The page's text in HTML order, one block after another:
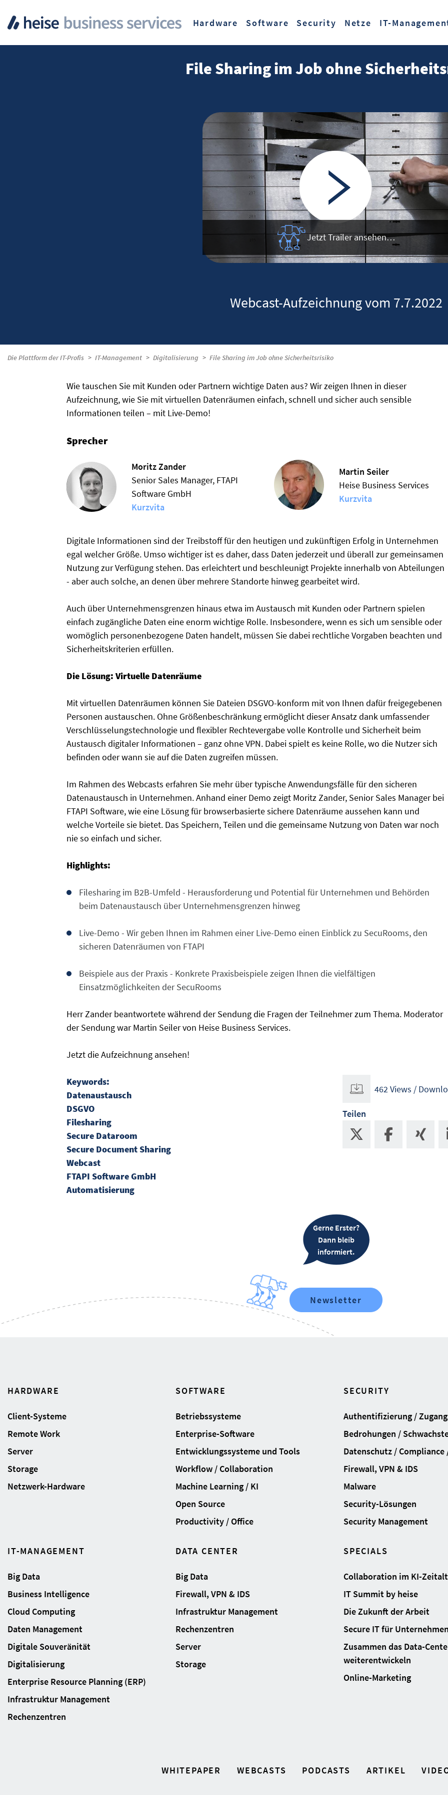
Hardware
Software Security Netze IT-
File Sharing im Job ohne
Jetzt Trailer ansehen…
Webcast-Aufzeichnung vom 7.7.2022
Die Plattform der IT-Profis IT-Management Digitalisierung File Sharing im Job ohne Sicherheitsrisiko
Wie tauschen Sie mit Kunden oder Partnern wichtige Daten aus? Wir zeigen Ihnen in dieser
Aufzeichnung, wie Sie mit virtuellen Datenräumen einfach, schnell und sicher auch sensible
Informationen teilen – mit Live-Demo!
Sprecher
Moritz Zander
Senior Sales Manager, FTAPI
Software GmbH
Kurzvita
Martin Seiler
Heise Business Services
Kurzvita
Digitale Informationen sind der Treibstoff für den heutigen und zukünftigen Erfolg in Unternehmen
egal welcher Größe. Umso wichtiger ist es daher, dass Daten jederzeit und überall zur gemeinsamen
Nutzung zur Verfügung stehen. Das erleichtert und beschleunigt Projekte innerhalb von Abteilungen
- aber auch solche, an denen über mehrere Standorte hinweg gearbeitet wird.
Auch über Unternehmensgrenzen hinaus etwa im Austausch mit Kunden oder Partnern spielen
einfach zugängliche Daten eine enorm wichtige Rolle. Insbesondere, wenn es sich um sensible oder
womöglich personenbezogene Daten handelt, müssen Sie dabei rechtliche Vorgaben beachten und
Sicherheitskriterien erfüllen.
Die Lösung: Virtuelle Datenräume
Mit virtuellen Datenräumen können Sie Dateien DSGVO-konform mit von Ihnen dafür freigegebenen
Personen austauschen. Ohne Größenbeschränkung ermöglicht dieser Ansatz dank umfassender
Verschlüsselungstechnologie und flexibler Rechtevergabe volle Kontrolle und Sicherheit beim
Austausch digitaler Informationen – ganz ohne VPN. Dabei spielt es keine Rolle, wo die Nutzer sich
befinden oder wann sie auf die Daten zugreifen müssen.
Im Rahmen des Webcasts erfahren Sie mehr über typische Anwendungsfälle für den sicheren
Datenaustausch in Unternehmen. Anhand einer Demo zeigt Moritz Zander, Senior Sales Manager bei
FTAPI Software, wie eine Lösung für browserbasierte sichere Datenräume aussehen kann und
welche Vorteile sie bietet. Das Speichern, Teilen und die gemeinsame Nutzung von Daten war noch
nie so einfach und sicher.
Highlights:
Filesharing im B2B-Umfeld - Herausforderung und Potential für Unternehmen und Behörden
beim Datenaustausch über Unternehmensgrenzen hinweg
Live-Demo - Wir geben Ihnen im Rahmen einer Live-Demo einen Einblick zu SecuRooms, den
sicheren Datenräumen von FTAPI
Beispiele aus der Praxis - Konkrete Praxisbeispiele zeigen Ihnen die vielfältigen
Einsatzmöglichkeiten der SecuRooms
Herr Zander beantwortete während der Sendung die Fragen der Teilnehmer zum Thema. Moderator
der Sendung war Martin Seiler von Heise Business Services.
Jetzt die Aufzeichnung ansehen!
Keywords:
Datenaustausch
DSGVO
Filesharing
Secure Dataroom
Secure Document Sharing
Webcast
FTAPI Software GmbH
Automatisierung
462 Views /
Teilen
Gerne Erster?
Dann bleib
informiert.
Newsletter
HARDWARE
Client-Systeme
Remote Work
Server
Storage
Netzwerk-Hardware
SOFTWARE
Betriebssysteme
Enterprise-Software
Entwicklungssysteme und Tools
Workflow / Collaboration
Machine Learning / KI
Open Source
Productivity / Office
SECURITY
Authentifizierung /
Bedrohungen /
Datenschutz /
Firewall, VPN & IDS
Malware
Security-Lösungen
Security Management
IT-MANAGEMENT
Big Data
Business Intelligence
Cloud Computing
Daten Management
Digitale Souveränität
Digitalisierung
Enterprise Resource Planning (ERP)
Infrastruktur Management
Rechenzentren
DATA CENTER
Big Data
Firewall, VPN & IDS
Infrastruktur Management
Rechenzentren
Server
Storage
SPECIALS
Collaboration im KI-
IT Summit by heise
Die Zukunft der Arbeit
Secure IT für
Zusammen das Data-
weiterentwickeln
Online-Marketing
WHITEPAPER WEBCASTS PODCASTS ARTIKEL